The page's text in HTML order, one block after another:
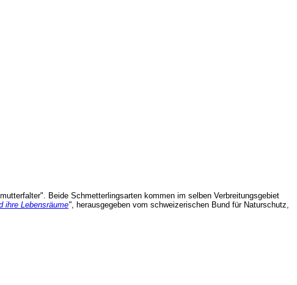
Beide Schmetterlingsarten kommen im selben Verbreitungsgebiet
ihre Lebensräume", herausgegeben vom schweizerischen Bund für Naturschutz,